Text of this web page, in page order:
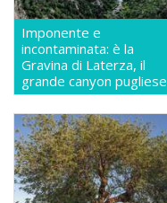
Imponente e
incontaminata: è la
Gravina di Laterza, il
grande canyon pugliese